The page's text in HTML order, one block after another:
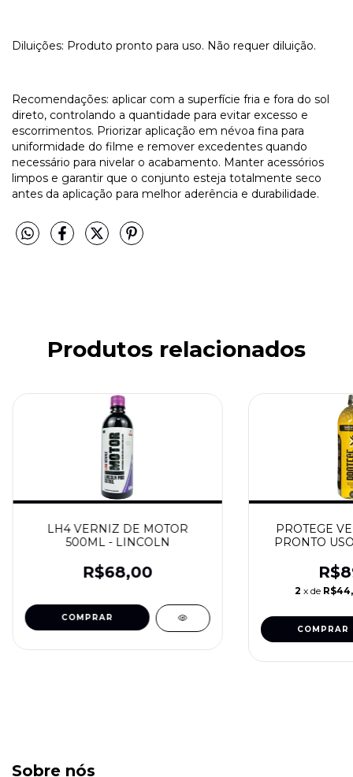
Diluições: Produto pronto para uso. Não requer diluição.
Recomendações: aplicar com a superfície fria e fora do sol
direto, controlando a quantidade para evitar excesso e
escorrimentos. Priorizar aplicação em névoa fina para
uniformidade do filme e remover excedentes quando
necessário para nivelar o acabamento. Manter acessórios
limpos e garantir que o conjunto esteja totalmente seco
antes da aplicação para melhor aderência e durabilidade.
Produtos relacionados
LH4 VERNIZ DE MOTOR
500ML - LINCOLN
R$68,00
PROTEGE
PRONTO
2 x de
Sobre nós